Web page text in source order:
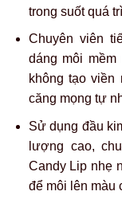
trong suốt quá
Chuyên viên
dáng môi
không tạo viền
căng mọng tự
Sử dụng đầu
lượng cao,
Candy Lip nhẹ
để môi lên màu